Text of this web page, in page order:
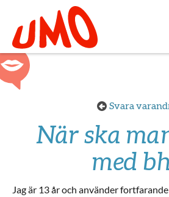
Till startsidan för Umo
Svara
När ska
med
Jag är 13 år och använder